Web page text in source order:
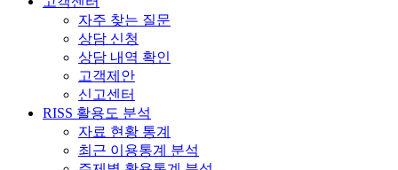
자주 찾는 질문
상담 신청
상담 내역 확인
고객제안
신고센터
RISS 활용도 분석
자료 현황 통계
최근 이용통계 분석